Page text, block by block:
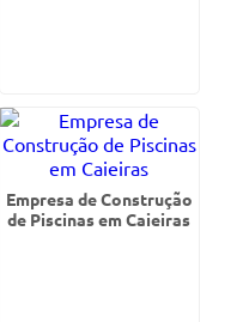
Empresa de Construção
de Piscinas em Caieiras